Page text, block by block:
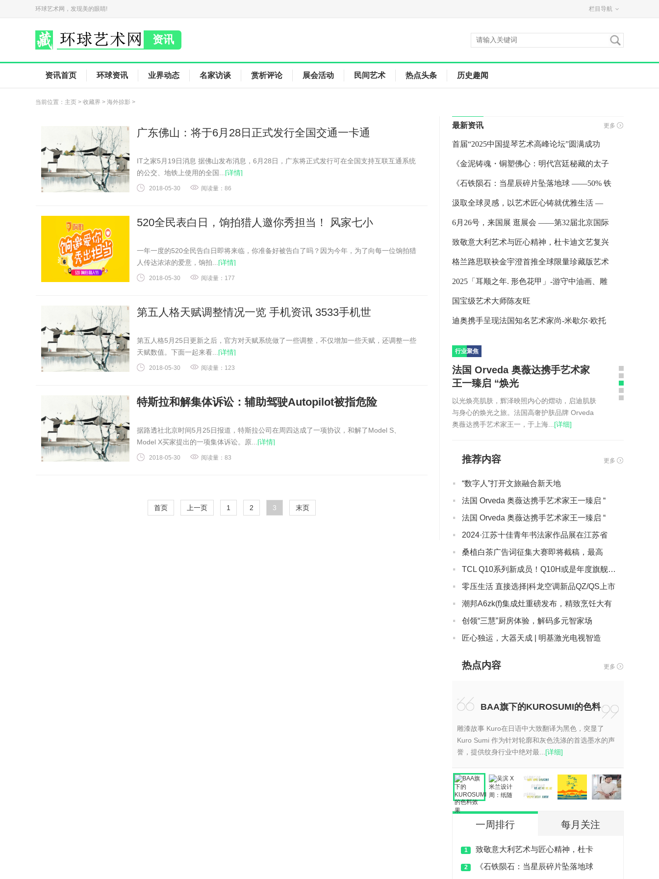
环球艺术网，发现美的眼睛! 栏目导航
资讯
资讯首页 环球资讯 业界动态 名家访谈 赏析评论 展会活动 民间艺术 热点头条 历史趣闻
当前位置： 主页 > 收藏界 > 海外掠影 >
广东佛山：将于6月28日正式发行全国交通一卡通
IT之家5月19日消息 据佛山发布消息，6月28日，广东将正式发行可在全国支持互联互通系统
的公交、地铁上使用的全国... [详情]
2018-05-30 阅读量：86
520全民表白日，饷拍猎人邀你秀担当！ 风家七小
一年一度的520全民告白日即将来临，你准备好被告白了吗？因为今年，为了向每一位饷拍猎
人传达浓浓的爱意，饷拍... [详情]
2018-05-30 阅读量：177
第五人格天赋调整情况一览 手机资讯 3533手机世
第五人格5月25日更新之后，官方对天赋系统做了一些调整，不仅增加一些天赋，还调整一些
天赋数值。下面一起来看... [详情]
2018-05-30 阅读量：123
特斯拉和解集体诉讼：辅助驾驶Autopilot被指危险
据路透社北京时间5月25日报道，特斯拉公司在周四达成了一项协议，和解了Model S、
Model X买家提出的一项集体诉讼。原... [详情]
2018-05-30 阅读量：83
首页 上一页 1 2 3 末页
最新资讯 更多
首届“2025中国提琴艺术高峰论坛”圆满成功
《金泥铸魂・铜塑佛心：明代宫廷秘藏的太子
《石铁陨石：当星辰碎片坠落地球 ——50% 铁
汲取全球灵感，以艺术匠心铸就优雅生活 —
6月26号，来国展 逛展会 ——第32届北京国际
致敬意大利艺术与匠心精神，杜卡迪文艺复兴
格兰路思联袂金宇澄首推全球限量珍藏版艺术
2025「耳顺之年. 形色花甲」-游守中油画、雕
国宝级艺术大师陈友旺
迪奥携手呈现法国知名艺术家尚-米歇尔·欧托
行业聚焦
法国 Orveda 奥薇达携手艺术家
王一臻启 “焕光
以光焕亮肌肤，辉泽映照内心的熠动，启迪肌肤
与身心的焕光之旅。法国高奢护肤品牌 Orveda
奥薇达携手艺术家王一，于上海... [详细]
推荐内容 更多
· “数字人”打开文旅融合新天地
· 法国 Orveda 奥薇达携手艺术家王一臻启 “
· 法国 Orveda 奥薇达携手艺术家王一臻启 “
· 2024·江苏十佳青年书法家作品展在江苏省
· 桑植白茶广告词征集大赛即将截稿，最高
· TCL Q10系列新成员！Q10H或是年度旗舰爆款
· 零压生活 直接选择|科龙空调新品QZ/QS上市
· 潮邦A6zk(f)集成灶重磅发布，精致烹饪大有
· 创领“三慧”厨房体验，解码多元智家场
· 匠心独运，大器天成 | 明基激光电视智造
热点内容 更多
BAA旗下的KUROSUMI的色料
效果
“
”
雕漆故事 Kuro在日语中大致翻译为黑色，突显了
Kuro Sumi 作为针对轮廓和灰色洗涤的首选墨水的声
誉，提供纹身行业中绝对最... [详细]
一周排行 每月关注
1 致敬意大利艺术与匠心精神，杜卡
2 《石铁陨石：当星辰碎片坠落地球